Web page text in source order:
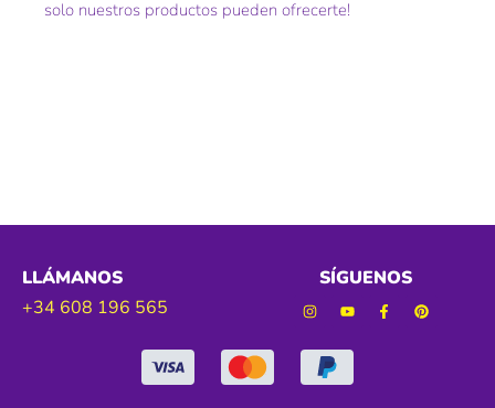
solo nuestros productos pueden ofrecerte!
LLÁMANOS
+34 608 196 565
SÍGUENOS